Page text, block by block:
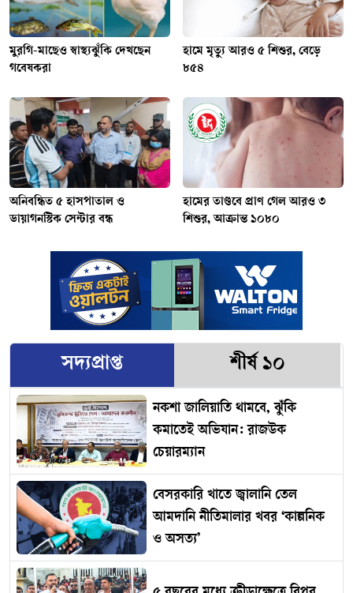
মুরগি-মাছেও স্বাস্থ্যঝুঁকি দেখছেন
গবেষকরা
হামে মৃত্যু আরও ৫ শিশুর, বেড়ে
৮৫৪
অনিবন্ধিত ৫ হাসপাতাল ও
ডায়াগনস্টিক সেন্টার বন্ধ
হামের তাণ্ডবে প্রাণ গেল আরও ৩
শিশুর, আক্রান্ত ১০৮০
সদ্যপ্রাপ্ত শীর্ষ ১০
নকশা জালিয়াতি থামবে, ঝুঁকি
কমাতেই অভিযান: রাজউক
চেয়ারম্যান
বেসরকারি খাতে জ্বালানি তেল
আমদানি নীতিমালার খবর ‘কাল্পনিক
ও অসত্য’